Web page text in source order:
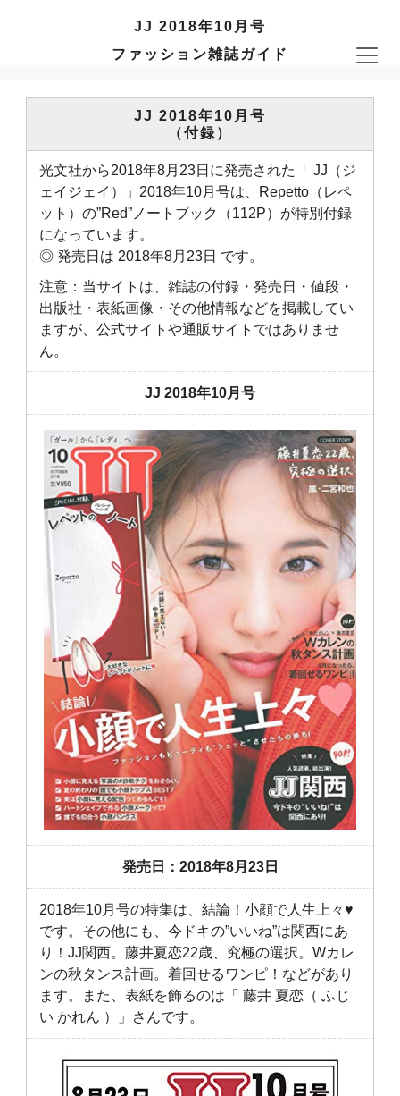
JJ 2018年10月号
ファッション雑誌ガイド
JJ 2018年10月号
（付録）
光文社から2018年8月23日に発売された「 JJ（ジ
ェイジェイ）」2018年10月号は、Repetto（レペ
ット）の”Red”ノートブック（112P）が特別付録
になっています。
◎ 発売日は 2018年8月23日 です。
注意：当サイトは、雑誌の付録・発売日・値段・
出版社・表紙画像・その他情報などを掲載してい
ますが、公式サイトや通販サイトではありませ
ん。
JJ 2018年10月号
発売日：2018年8月23日
2018年10月号の特集は、結論！小顔で人生上々♥
です。その他にも、今ドキの”いいね”は関西にあ
り！JJ関西。藤井夏恋22歳、究極の選択。Wカレ
ンの秋タンス計画。着回せるワンピ！などがあり
ます。また、表紙を飾るのは「 藤井 夏恋（ ふじ
い かれん ）」さんです。